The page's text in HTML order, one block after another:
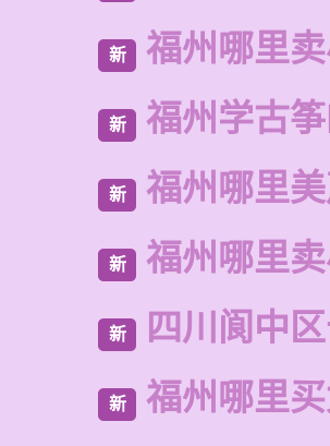
新 福州哪里
新 福州学古
新 福州哪里
新 福州哪里
新 四川阆中
新 福州哪里